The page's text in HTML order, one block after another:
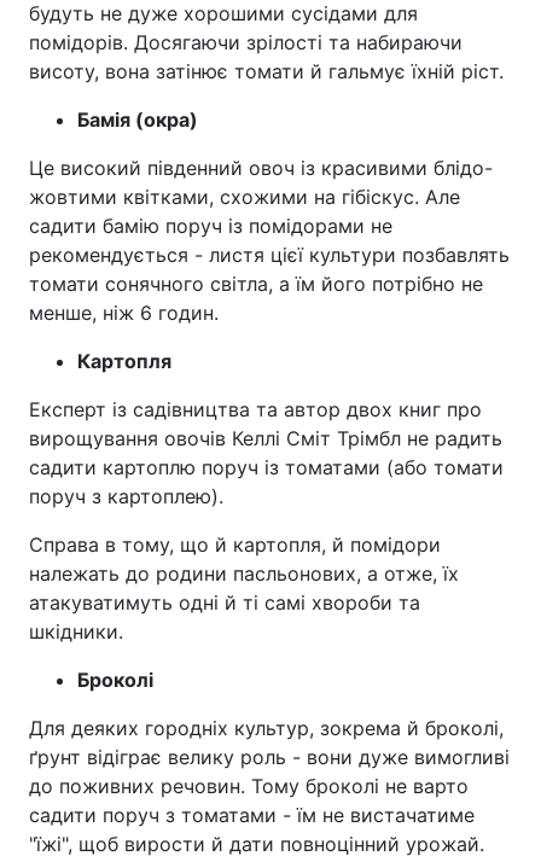
будуть не дуже хорошими сусідами для
помідорів. Досягаючи зрілості та набираючи
висоту, вона затінює томати й гальмує їхній ріст.
Бамія (окра)
Це високий південний овоч із красивими блідо-
жовтими квітками, схожими на гібіскус. Але
садити бамію поруч із помідорами не
рекомендується - листя цієї культури позбавлять
томати сонячного світла, а їм його потрібно не
менше, ніж 6 годин.
Картопля
Експерт із садівництва та автор двох книг про
вирощування овочів Келлі Сміт Трімбл не радить
садити картоплю поруч із томатами (або томати
поруч з картоплею).
Справа в тому, що й картопля, й помідори
належать до родини пасльонових, а отже, їх
атакуватимуть одні й ті самі хвороби та
шкідники.
Броколі
Для деяких городніх культур, зокрема й броколі,
ґрунт відіграє велику роль - вони дуже вимогливі
до поживних речовин. Тому броколі не варто
садити поруч з томатами - їм не вистачатиме
"їжі", щоб вирости й дати повноцінний урожай.